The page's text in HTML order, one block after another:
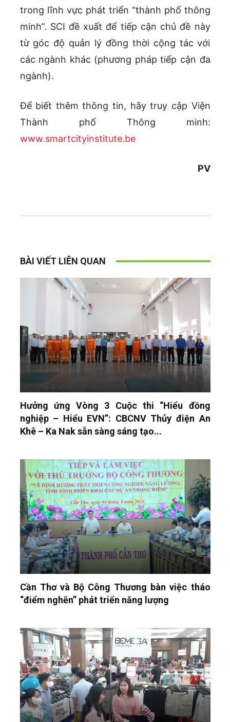
trong lĩnh vực phát triển “thành phố thông
minh”. SCI đề xuất để tiếp cận chủ đề này
từ góc độ quản lý đồng thời cộng tác với
các ngành khác (phương pháp tiếp cận đa
ngành).
Để biết thêm thông tin, hãy truy cập Viện
Thành phố Thông minh:
www.smartcityinstitute.be
PV
BÀI VIẾT LIÊN QUAN
Hưởng ứng Vòng 3 Cuộc thi “Hiểu đồng
nghiệp – Hiểu EVN”: CBCNV Thủy điện An
Khê – Ka Nak sẵn sàng sáng tạo...
Cần Thơ và Bộ Công Thương bàn việc tháo
“điểm nghẽn” phát triển năng lượng